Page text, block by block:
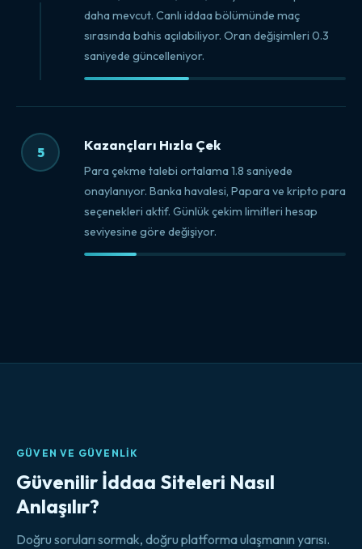
daha mevcut. Canlı iddaa bölümünde maç
sırasında bahis açılabiliyor. Oran değişimleri 0.3
saniyede güncelleniyor.
5 Kazançları Hızla Çek
Para çekme talebi ortalama 1.8 saniyede
onaylanıyor. Banka havalesi, Papara ve kripto para
seçenekleri aktif. Günlük çekim limitleri hesap
seviyesine göre değişiyor.
GÜVEN VE GÜVENLIK
Güvenilir İddaa Siteleri Nasıl
Anlaşılır?
Doğru soruları sormak, doğru platforma ulaşmanın yarısı.